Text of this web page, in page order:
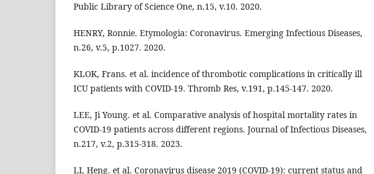
Public Library of Science One, n.15, v.10. 2020.
HENRY, Ronnie. Etymologia: Coronavirus. Emerging Infectious Diseases,
n.26, v.5, p.1027. 2020.
KLOK, Frans. et al. incidence of thrombotic complications in critically ill
ICU patients with COVID-19. Thromb Res, v.191, p.145-147. 2020.
LEE, Ji Young. et al. Comparative analysis of hospital mortality rates in
COVID-19 patients across different regions. Journal of Infectious Diseases,
n.217, v.2, p.315-318. 2023.
LI, Heng. et al. Coronavirus disease 2019 (COVID-19): current status and